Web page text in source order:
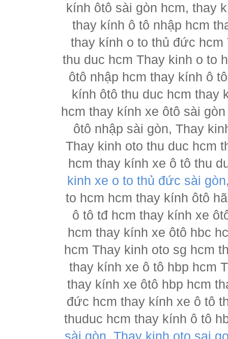
kính ôtô sài gòn hcm, thay
thay kính ô tô nhập hcm
thay kính o to thủ đức
thu duc hcm Thay kinh o to
ôtô nhập hcm thay kính ô
kính ôtô thu duc hcm thay
hcm thay kính xe ôtô sài
ôtô nhập sài gòn, Thay
Thay kinh oto thu duc hcm
hcm thay kính xe ô tô thu
kinh xe o to thủ đức sài gòn
to hcm hcm thay kính ôtô
ô tô tđ hcm thay kính xe
hcm thay kính xe ôtô hbc
hcm Thay kinh oto sg hcm
thay kính xe ô tô hbp hcm
thay kính xe ôtô hbp hcm
đức hcm thay kính xe ô tô
thuduc hcm thay kính ô tô
sài gòn Thay kinh oto sai